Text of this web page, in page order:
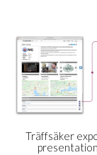
Träffsäker